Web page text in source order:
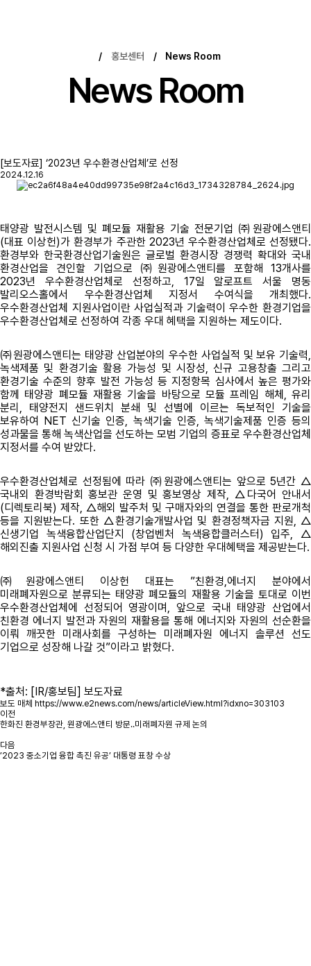
/ 홍보센터 / News Room
News Room
[보도자료] ‘2023년 우수환경산업체’로 선정
2024.12.16
태양광 발전시스템 및 폐모듈 재활용 기술 전문기업 ㈜원광에스앤티
(대표 이상헌)가 환경부가 주관한 2023년 우수환경산업체로 선정됐다.
환경부와 한국환경산업기술원은 글로벌 환경시장 경쟁력 확대와 국내
환경산업을 견인할 기업으로 ㈜원광에스앤티를 포함해 13개사를
2023년 우수환경산업체로 선정하고, 17일 알로프트 서울 명동
발리오스홀에서 우수환경산업체 지정서 수여식을 개최했다.
우수환경산업체 지원사업이란 사업실적과 기술력이 우수한 환경기업을
우수환경산업체로 선정하여 각종 우대 혜택을 지원하는 제도이다.
㈜원광에스앤티는 태양광 산업분야의 우수한 사업실적 및 보유 기술력,
녹색제품 및 환경기술 활용 가능성 및 시장성, 신규 고용창출 그리고
환경기술 수준의 향후 발전 가능성 등 지정항목 심사에서 높은 평가와
함께 태양광 폐모듈 재활용 기술을 바탕으로 모듈 프레임 해체, 유리
분리, 태양전지 샌드위치 분쇄 및 선별에 이르는 독보적인 기술을
보유하여 NET 신기술 인증, 녹색기술 인증, 녹색기술제품 인증 등의
성과물을 통해 녹색산업을 선도하는 모범 기업의 증표로 우수환경산업체
지정서를 수여 받았다.
우수환경산업체로 선정됨에 따라 ㈜원광에스앤티는 앞으로 5년간 △
국내외 환경박람회 홍보관 운영 및 홍보영상 제작, △다국어 안내서
(디렉토리북) 제작, △해외 발주처 및 구매자와의 연결을 통한 판로개척
등을 지원받는다. 또한 △환경기술개발사업 및 환경정책자금 지원, △
신생기업 녹색융합산업단지 (창업벤처 녹색융합클러스터) 입주, △
해외진출 지원사업 신청 시 가점 부여 등 다양한 우대혜택을 제공받는다.
㈜원광에스앤티 이상헌 대표는 ”친환경,에너지 분야에서
미래폐자원으로 분류되는 태양광 폐모듈의 재활용 기술을 토대로 이번
우수환경산업체에 선정되어 영광이며, 앞으로 국내 태양광 산업에서
친환경 에너지 발전과 자원의 재활용을 통해 에너지와 자원의 선순환을
이뤄 깨끗한 미래사회를 구성하는 미래폐자원 에너지 솔루션 선도
기업으로 성장해 나갈 것”이라고 밝혔다.
*출처: [IR/홍보팀] 보도자료
보도 매체 https://www.e2news.com/news/articleView.html?idxno=303103
이전
한화진 환경부장관, 원광에스앤티 방문..미래폐자원 규제 논의
다음
’2023 중소기업 융합 촉진 유공’ 대통령 표창 수상